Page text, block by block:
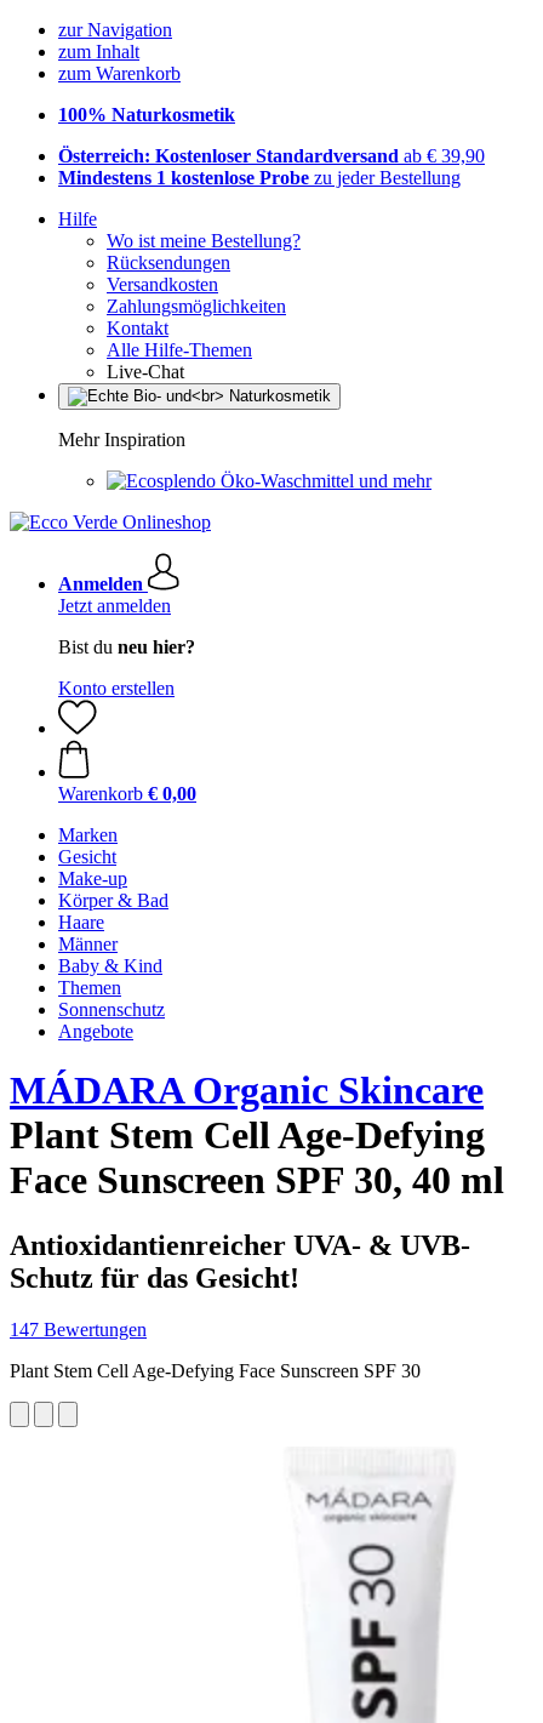
zur Navigation
zum Inhalt
zum Warenkorb
100% Naturkosmetik
Österreich: Kostenloser Standardversand ab € 39,90
Mindestens 1 kostenlose Probe zu jeder Bestellung
Hilfe
Wo ist meine Bestellung?
Rücksendungen
Versandkosten
Zahlungsmöglichkeiten
Kontakt
Alle Hilfe-Themen
Live-Chat
Mehr Inspiration
Öko-Waschmittel und mehr
Anmelden
Jetzt anmelden
Bist du neu hier?
Konto erstellen
Warenkorb € 0,00
Marken
Gesicht
Make-up
Körper & Bad
Haare
Männer
Baby & Kind
Themen
Sonnenschutz
Angebote
MÁDARA Organic Skincare
Plant Stem Cell Age-Defying
Face Sunscreen SPF 30, 40 ml
Antioxidantienreicher UVA- & UVB-
Schutz für das Gesicht!
147 Bewertungen
Plant Stem Cell Age-Defying Face Sunscreen SPF 30